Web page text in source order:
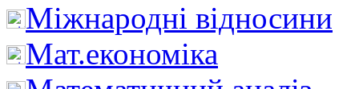
Міжнародні відносини
Мат.економіка